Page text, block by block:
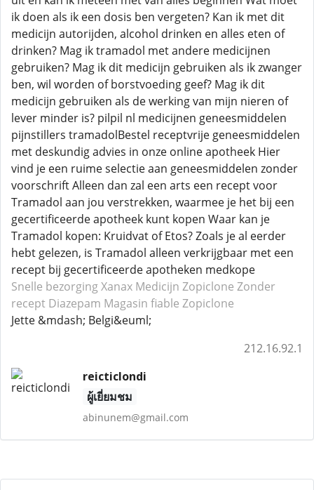
ik doen als ik een dosis ben vergeten? Kan ik met dit
medicijn autorijden, alcohol drinken en alles eten of
drinken? Mag ik tramadol met andere medicijnen
gebruiken? Mag ik dit medicijn gebruiken als ik zwanger
ben, wil worden of borstvoeding geef? Mag ik dit
medicijn gebruiken als de werking van mijn nieren of
lever minder is? pilpil nl medicijnen geneesmiddelen
pijnstillers tramadolBestel receptvrije geneesmiddelen
met deskundig advies in onze online apotheek Hier
vind je een ruime selectie aan geneesmiddelen zonder
voorschrift Alleen dan zal een arts een recept voor
Tramadol aan jou verstrekken, waarmee je het bij een
gecertificeerde apotheek kunt kopen Waar kan je
Tramadol kopen: Kruidvat of Etos? Zoals je al eerder
hebt gelezen, is Tramadol alleen verkrijgbaar met een
recept bij gecertificeerde apotheken medkope
Snelle bezorging Xanax Medicijn Zopiclone Zonder
recept Diazepam Magasin fiable Zopiclone
Jette &mdash; Belgi&euml;
212.16.92.1
reicticlondi
ผู้เยี่ยมชม
abinunem@gmail.com